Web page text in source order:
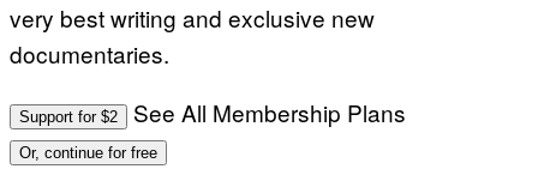
very best writing and exclusive new
documentaries.
Support for $2 See All Membership Plans
Or, continue for free